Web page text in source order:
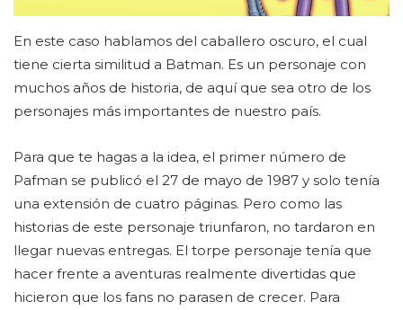
En este caso hablamos del caballero oscuro, el cual
tiene cierta similitud a Batman. Es un personaje con
muchos años de historia, de aquí que sea otro de los
personajes más importantes de nuestro país.
Para que te hagas a la idea, el primer número de
Pafman se publicó el 27 de mayo de 1987 y solo tenía
una extensión de cuatro páginas. Pero como las
historias de este personaje triunfaron, no tardaron en
llegar nuevas entregas. El torpe personaje tenía que
hacer frente a aventuras realmente divertidas que
hicieron que los fans no parasen de crecer. Para